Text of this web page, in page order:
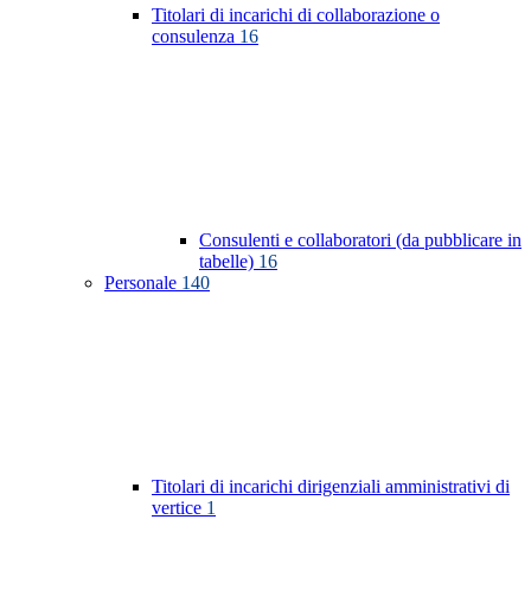
Titolari di incarichi di collaborazione o
consulenza 16
Consulenti e collaboratori (da pubblicare in
tabelle) 16
Personale 140
Titolari di incarichi dirigenziali amministrativi di
vertice 1